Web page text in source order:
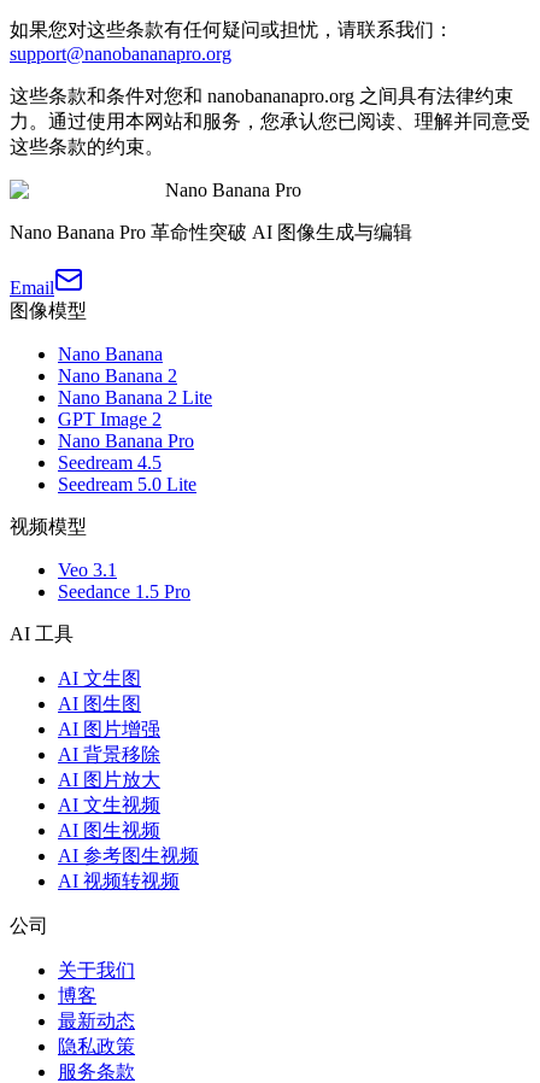
如果您对这些条款有任何疑问或担忧，请联系我们：
support@nanobananapro.org
这些条款和条件对您和 nanobananapro.org 之间具有法律约束
力。通过使用本网站和服务，您承认您已阅读、理解并同意受
这些条款的约束。
Nano Banana Pro
Nano Banana Pro 革命性突破 AI 图像生成与编辑
Email
图像模型
Nano Banana
Nano Banana 2
Nano Banana 2 Lite
GPT Image 2
Nano Banana Pro
Seedream 4.5
Seedream 5.0 Lite
视频模型
Veo 3.1
Seedance 1.5 Pro
AI 工具
AI 文生图
AI 图生图
AI 图片增强
AI 背景移除
AI 图片放大
AI 文生视频
AI 图生视频
AI 参考图生视频
AI 视频转视频
公司
关于我们
博客
最新动态
隐私政策
服务条款